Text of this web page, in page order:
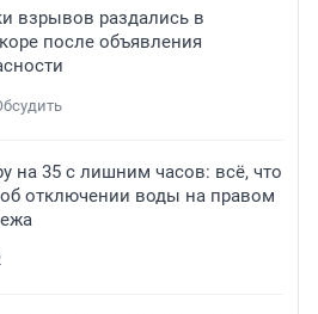
взрывов раздались в
после объявления
на 35 с лишним часов: всё, что
отключении воды на правом